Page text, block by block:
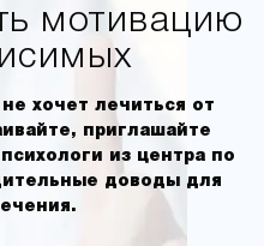
мотивацию
хочет лечиться от
приглашайте
из центра по
доводы для